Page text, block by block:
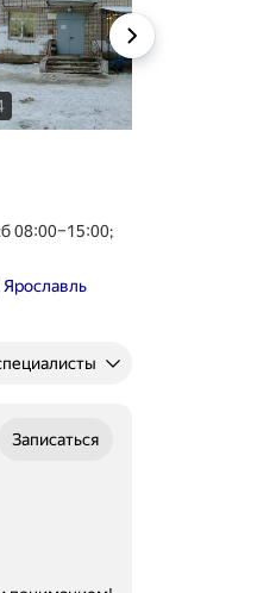
08:00–15:00;
Записаться